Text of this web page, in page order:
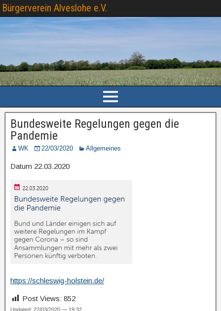
Bürgerverein Alveslohe e.V.
Bundesweite Regelungen gegen die
Pandemie
WK 22/03/2020 Allgemeines
Datum 22.03.2020
https://schleswig-holstein.de/
Post Views: 852
Updated: 22/03/2020 — 19:32